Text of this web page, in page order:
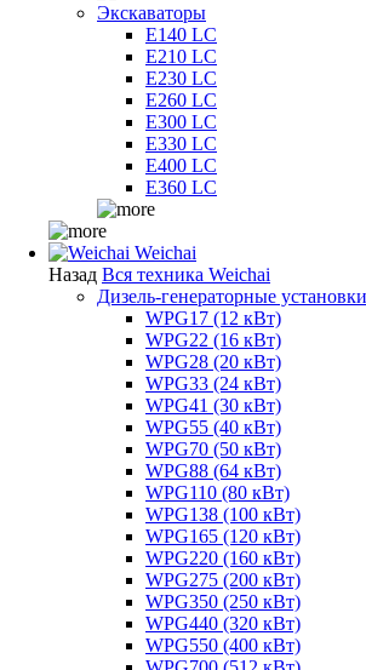
Экскаваторы
E140 LC
E210 LC
E230 LC
E260 LC
E300 LC
E330 LC
E400 LC
E360 LC
Weichai
Назад Вся техника Weichai
Дизель-генераторные установки
WPG17 (12 кВт)
WPG22 (16 кВт)
WPG28 (20 кВт)
WPG33 (24 кВт)
WPG41 (30 кВт)
WPG55 (40 кВт)
WPG70 (50 кВт)
WPG88 (64 кВт)
WPG110 (80 кВт)
WPG138 (100 кВт)
WPG165 (120 кВт)
WPG220 (160 кВт)
WPG275 (200 кВт)
WPG350 (250 кВт)
WPG440 (320 кВт)
WPG550 (400 кВт)